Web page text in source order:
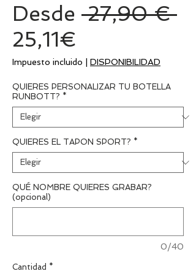
Desde 27,90 €
25,11€
de
oferta
Impuesto incluido DISPONIBILIDAD
QUIERES PERSONALIZAR TU BOTELLA
RUNBOTT? *
QUIERES EL TAPON SPORT? *
QUÉ NOMBRE QUIERES GRABAR?
(opcional)
0/40
Cantidad *